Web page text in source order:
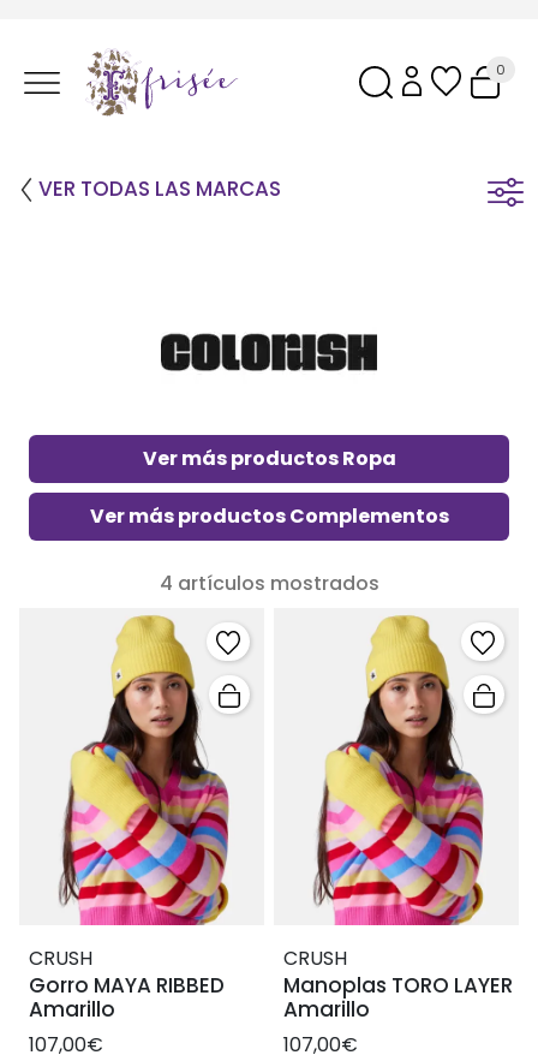
0
VER TODAS LAS MARCAS
Ver más productos Ropa
Ver más productos Complementos
4 artículos mostrados
CRUSH
Gorro MAYA RIBBED
Amarillo
107,00€
CRUSH
Manoplas TORO LAYER
Amarillo
107,00€